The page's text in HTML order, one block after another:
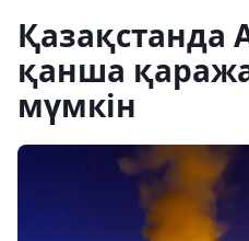
Қазақстанда
қанша
мүмкін